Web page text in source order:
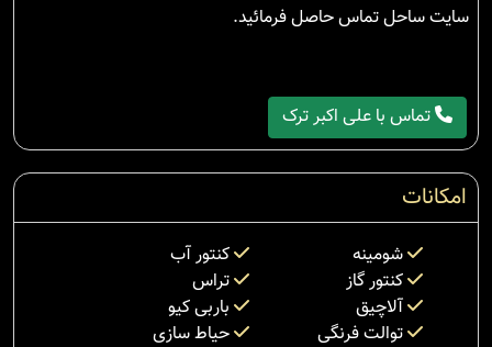
سایت ساحل تماس حاصل فرمائید.
تماس با علی اکبر ترک
امکانات
شومینه
کنتور آب
کنتور گاز
تراس
آلاچیق
باربی کیو
توالت فرنگی
حیاط سازی